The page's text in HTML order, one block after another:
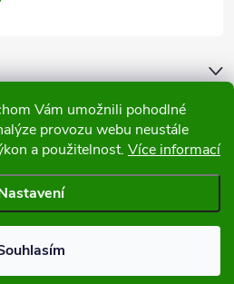
Vám umožnili pohodlné
provozu webu neustále
a použitelnost. Více informací
pomůcky. Všechna práva vyhrazena.